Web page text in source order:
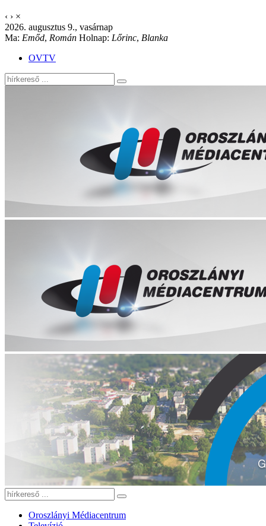
‹ › ×
2026. augusztus 9., vasárnap
Ma: Emőd, Román Holnap: Lőrinc, Blanka
OVTV
Oroszlányi Médiacentrum